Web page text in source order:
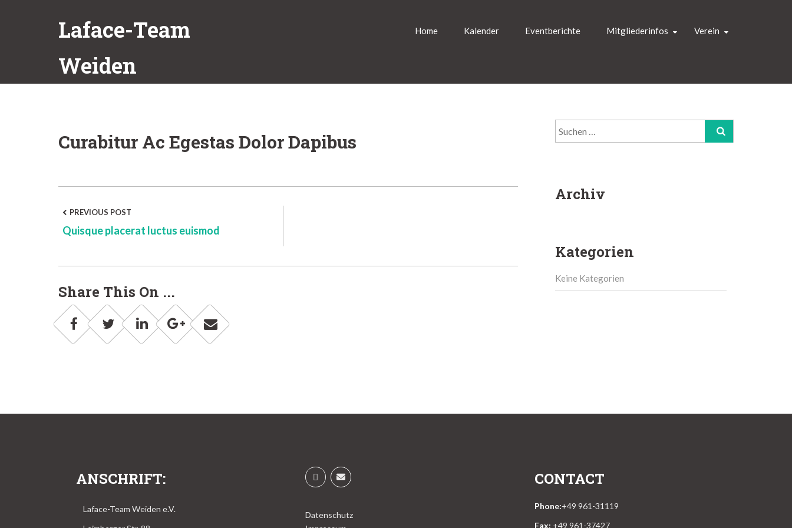
Laface-Team
Weiden
Home Kalender Eventberichte Mitgliederinfos Verein
Curabitur Ac Egestas Dolor Dapibus
Post
Navigation
PREVIOUS POST
Quisque placerat luctus euismod
Share This On ...
Suchen
nach:
Archiv
Kategorien
Keine Kategorien
ANSCHRIFT:
Laface-Team Weiden e.V.
Datenschutz
CONTACT
Phone:+49 961-31119
Fax: +49 961-37427